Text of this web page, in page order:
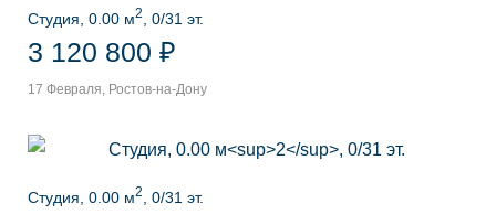
Студия, 0.00 м2 , 0/31 эт.
3 120 800 ₽
17 Февраля, Ростов-на-Дону
Студия, 0.00 м2 , 0/31 эт.